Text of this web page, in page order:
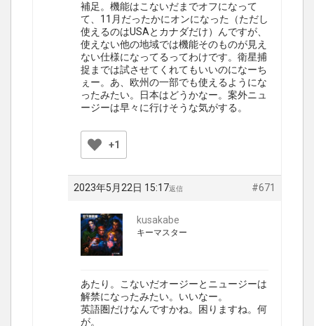
補足。機能はこないだまでオフになって
て、11月だったかにオンになった（ただし
使えるのはUSAとカナダだけ）んですが、
使えない他の地域では機能そのものが見え
ない仕様になってるってわけです。衛星捕
捉までは試させてくれてもいいのになーち
ぇー。あ、欧州の一部でも使えるようにな
ったみたい。日本はどうかなー。案外ニュ
ージーは早々に行けそうな気がする。
+1
2023年5月22日 15:17 #671
返信
kusakabe
キーマスター
あたり。こないだオージーとニュージーは
解禁になったみたい。いいなー。
英語圏だけなんですかね。困りますね。何
が。